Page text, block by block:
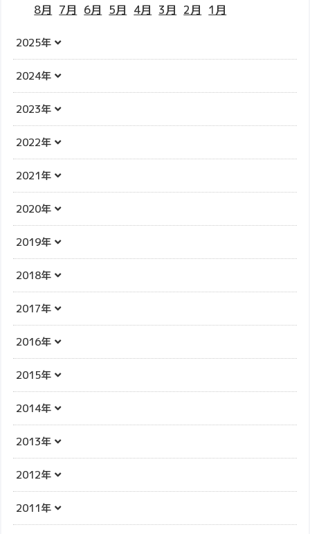
8月 7月 6月 5月 4月 3月 2月 1月
2025年
2024年
2023年
2022年
2021年
2020年
2019年
2018年
2017年
2016年
2015年
2014年
2013年
2012年
2011年